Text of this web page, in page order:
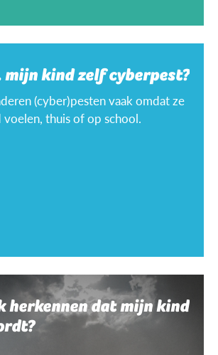
kind zelf cyberpest?
(cyber)pesten vaak omdat ze
thuis of op school.
herkennen dat mijn kind